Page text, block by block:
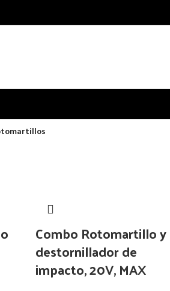
Combo Rotomartillo y
destornillador de
impacto, 20V, MAX